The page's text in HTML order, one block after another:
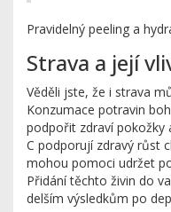
Pravidelný peeling a
Strava a její
Věděli jste, že i strava
Konzumace potravin
podpořit zdraví pokožky
C podporují zdravý růst
mohou pomoci udržet
Přidání těchto živin do
delším výsledkům po